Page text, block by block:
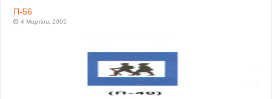
Π-56
4 Μαρτίου, 2005